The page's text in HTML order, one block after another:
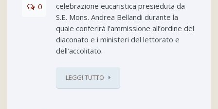
0
celebrazione eucaristica presieduta da
S.E. Mons. Andrea Bellandi durante la
quale conferirà l’ammissione all’ordine del
diaconato e i ministeri del lettorato e
dell’accolitato.
LEGGI TUTTO